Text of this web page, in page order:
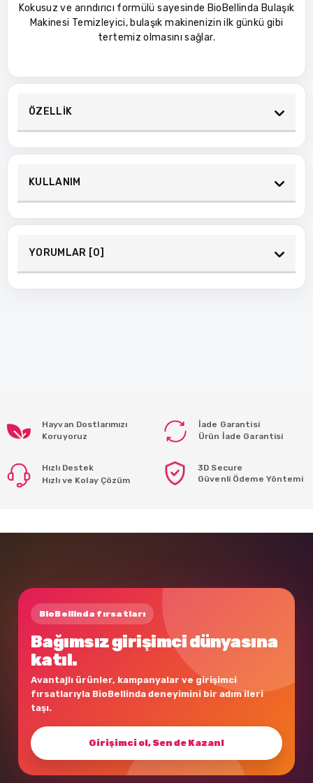
Kokusuz ve arındırıcı formülü sayesinde BioBellinda Bulaşık
Makinesi Temizleyici, bulaşık makinenizin ilk günkü gibi
tertemiz olmasını sağlar.
ÖZELLİK
KULLANIM
YORUMLAR [0]
Hayvan Dostlarımızı
Koruyoruz
İade Garantisi
Ürün İade Garantisi
Hızlı Destek
Hızlı ve Kolay Çözüm
3D Secure
Güvenli Ödeme Yöntemi
BioBellinda fırsatları
Bağımsız girişimci dünyasına
katıl.
Avantajlı ürünler, kampanyalar ve girişimci
fırsatlarıyla BioBellinda deneyimini bir adım ileri
taşı.
Girişimci ol, Sen de Kazan!